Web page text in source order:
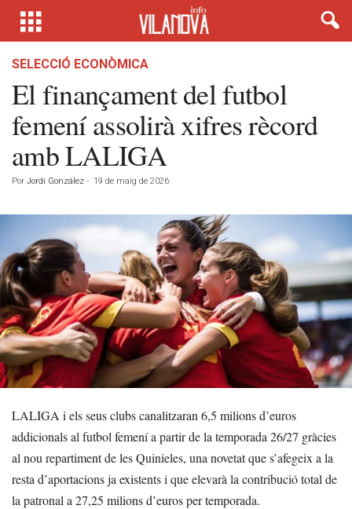
SELECCIÓ ECONÒMICA
El finançament del futbol
femení assolirà xifres rècord
amb LALIGA
Por Jordi González - 19 de maig de 2026
LALIGA i els seus clubs canalitzaran 6,5 milions d’euros
addicionals al futbol femení a partir de la temporada 26/27 gràcies
al nou repartiment de les Quinieles, una novetat que s’afegeix a la
resta d’aportacions ja existents i que elevarà la contribució total de
la patronal a 27,25 milions d’euros per temporada.